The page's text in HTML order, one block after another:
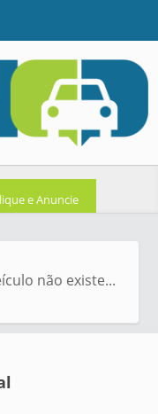
e Anuncie
não existe...